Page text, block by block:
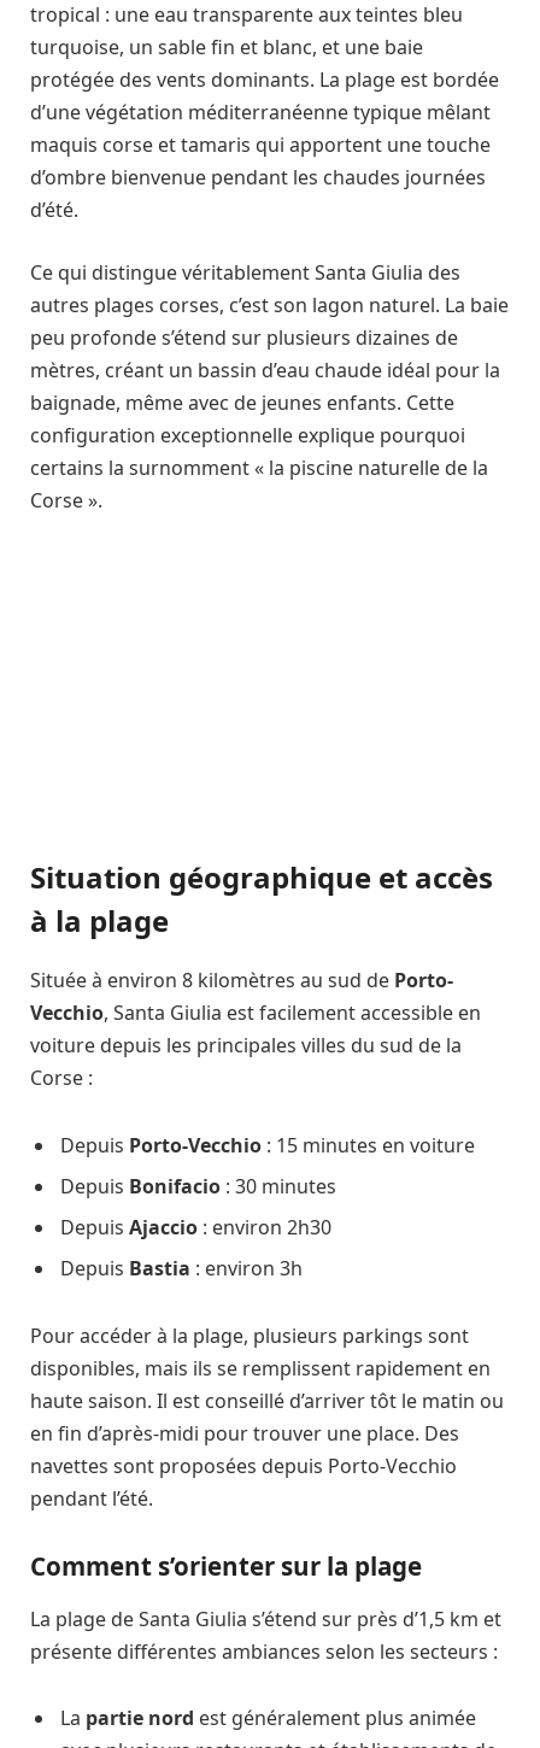
tropical : une eau transparente aux teintes bleu
turquoise, un sable fin et blanc, et une baie
protégée des vents dominants. La plage est bordée
d’une végétation méditerranéenne typique mêlant
maquis corse et tamaris qui apportent une touche
d’ombre bienvenue pendant les chaudes journées
d’été.
Ce qui distingue véritablement Santa Giulia des
autres plages corses, c’est son lagon naturel. La baie
peu profonde s’étend sur plusieurs dizaines de
mètres, créant un bassin d’eau chaude idéal pour la
baignade, même avec de jeunes enfants. Cette
configuration exceptionnelle explique pourquoi
certains la surnomment « la piscine naturelle de la
Corse ».
Situation géographique et accès
à la plage
Située à environ 8 kilomètres au sud de Porto-
Vecchio, Santa Giulia est facilement accessible en
voiture depuis les principales villes du sud de la
Corse :
Depuis Porto-Vecchio : 15 minutes en voiture
Depuis Bonifacio : 30 minutes
Depuis Ajaccio : environ 2h30
Depuis Bastia : environ 3h
Pour accéder à la plage, plusieurs parkings sont
disponibles, mais ils se remplissent rapidement en
haute saison. Il est conseillé d’arriver tôt le matin ou
en fin d’après-midi pour trouver une place. Des
navettes sont proposées depuis Porto-Vecchio
pendant l’été.
Comment s’orienter sur la plage
La plage de Santa Giulia s’étend sur près d’1,5 km et
présente différentes ambiances selon les secteurs :
La partie nord est généralement plus animée